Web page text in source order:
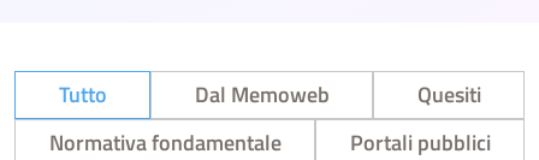
Tutto Dal Memoweb
Quesiti
Normativa fondamentale
Portali pubblici